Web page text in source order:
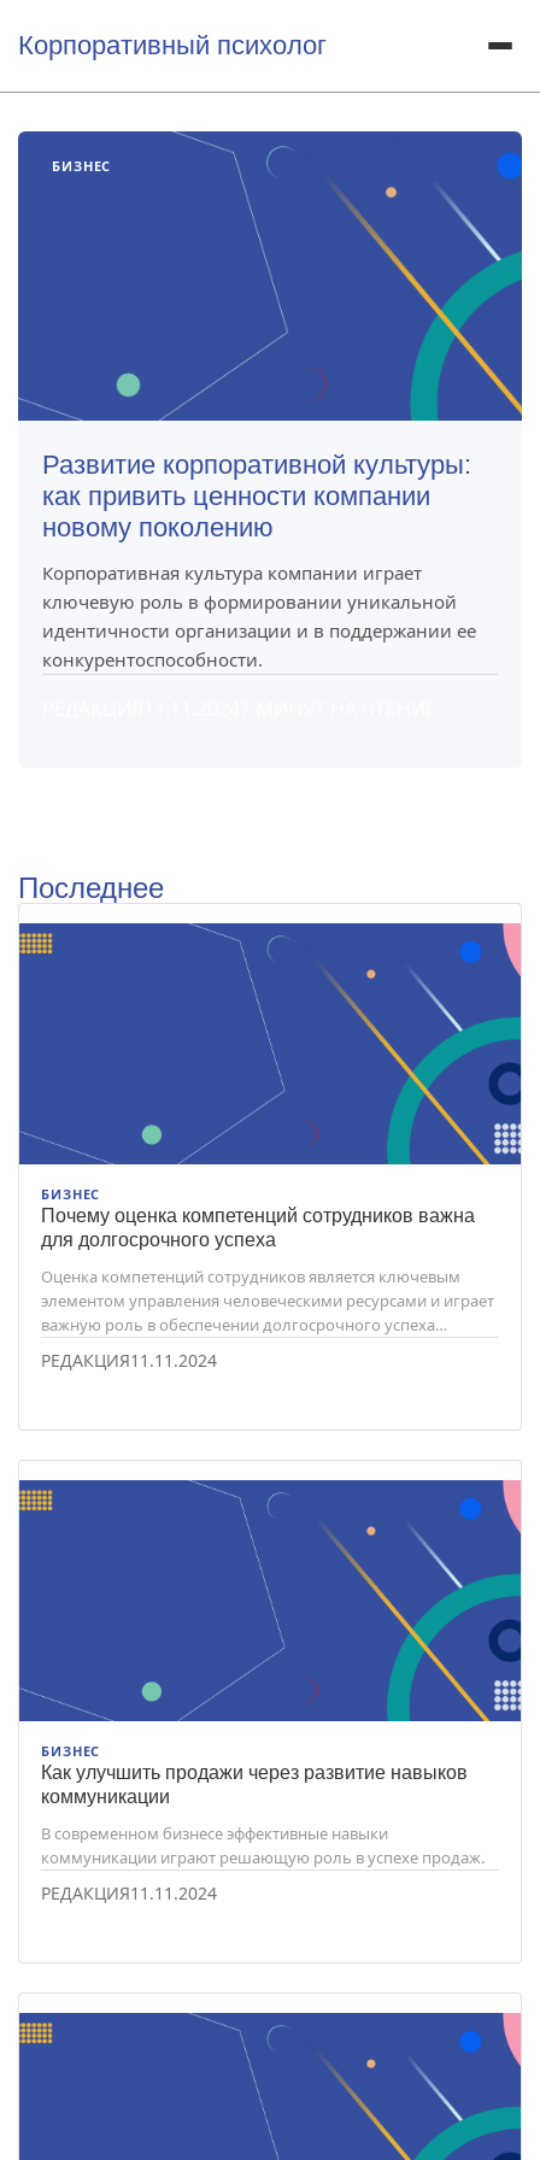
Корпоративный психолог
БИЗНЕС
Развитие корпоративной культуры:
как привить ценности компании
новому поколению
Корпоративная культура компании играет
ключевую роль в формировании уникальной
идентичности организации и в поддержании ее
конкурентоспособности.
Последнее
БИЗНЕС
Почему оценка компетенций сотрудников важна
для долгосрочного успеха
Оценка компетенций сотрудников является ключевым
элементом управления человеческими ресурсами и играет
важную роль в обеспечении долгосрочного успеха
РЕДАКЦИЯ11.11.2024
БИЗНЕС
Как улучшить продажи через развитие навыков
коммуникации
В современном бизнесе эффективные навыки
коммуникации играют решающую роль в успехе продаж.
РЕДАКЦИЯ11.11.2024